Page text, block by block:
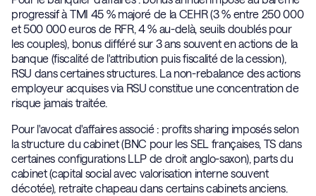
progressif à TMI 45 % majoré de la CEHR (3 % entre 250 000
et 500 000 euros de RFR, 4 % au-delà, seuils doublés pour
les couples), bonus différé sur 3 ans souvent en actions de la
banque (fiscalité de l'attribution puis fiscalité de la cession),
RSU dans certaines structures. La non-rebalance des actions
employeur acquises via RSU constitue une concentration de
risque jamais traitée.
Pour l'avocat d'affaires associé : profits sharing imposés selon
la structure du cabinet (BNC pour les SEL françaises, TS dans
certaines configurations LLP de droit anglo-saxon), parts du
cabinet (capital social avec valorisation interne souvent
décotée), retraite chapeau dans certains cabinets anciens.